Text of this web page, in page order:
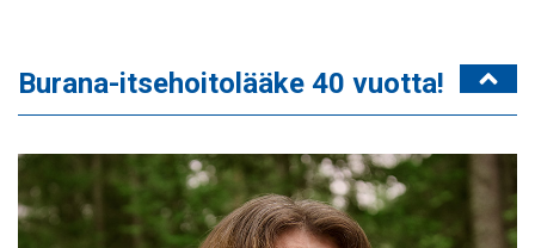
Burana-itsehoitolääke 40 vuotta!